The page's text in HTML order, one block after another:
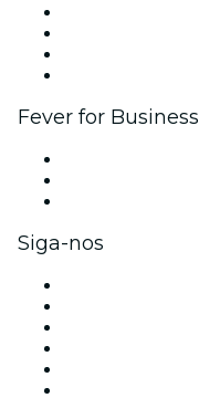
Fever for Business
Siga-nos